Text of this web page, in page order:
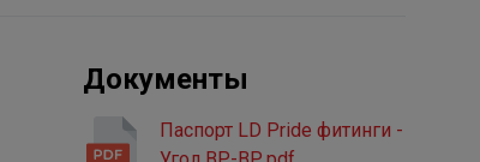
Документы
Паспорт LD Pride фитинги -